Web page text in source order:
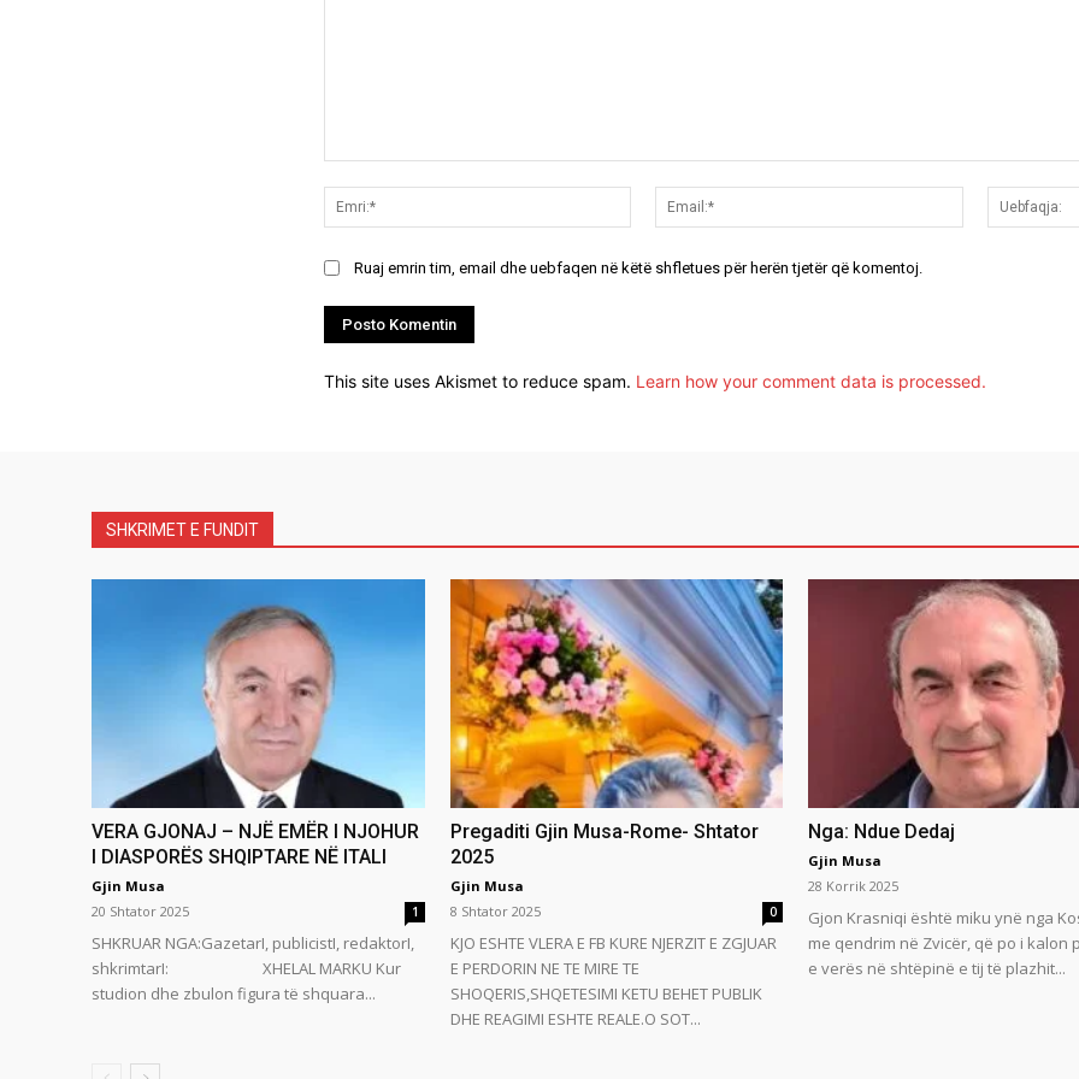
Emri:*
Email:*
Ruaj emrin tim, email dhe uebfaqen në këtë shfletues për herën tjetër që komentoj.
This site uses Akismet to reduce spam. Learn how your comment data is processed.
SHKRIMET E FUNDIT
VERA GJONAJ – NJË EMËR I NJOHUR
I DIASPORËS SHQIPTARE NË ITALI
Gjin Musa
20 Shtator 2025
1
SHKRUAR NGA:GazetarI, publicistI, redaktorI,
shkrimtarI: XHELAL MARKU Kur
studion dhe zbulon figura të shquara...
Pregaditi Gjin Musa-Rome- Shtator
2025
Gjin Musa
8 Shtator 2025
0
KJO ESHTE VLERA E FB KURE NJERZIT E ZGJUAR
E PERDORIN NE TE MIRE TE
SHOQERIS,SHQETESIMI KETU BEHET PUBLIK
DHE REAGIMI ESHTE REALE.O SOT...
Nga: Ndue Dedaj
Gjin Musa
28 Korrik 2025
Gjon Krasniqi është miku ynë nga
me qendrim në Zvicër, që po i kalon
e verës në shtëpinë e tij të plazhit...